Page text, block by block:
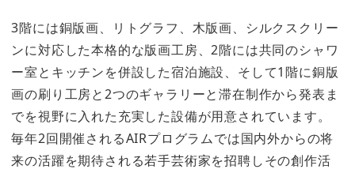
3階には銅版画、リトグラフ、木版画、シルクスクリー
ンに対応した本格的な版画工房、2階には共同のシャワ
ー室とキッチンを併設した宿泊施設、そして1階に銅版
画の刷り工房と2つのギャラリーと滞在制作から発表ま
でを視野に入れた充実した設備が用意されています。
毎年2回開催されるAIRプログラムでは国内外からの将
来の活躍を期待される若手芸術家を招聘しその創作活